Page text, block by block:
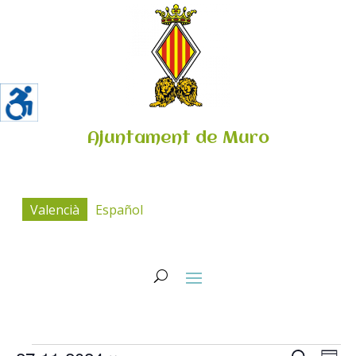
Ajuntament de Muro
Valencià Español